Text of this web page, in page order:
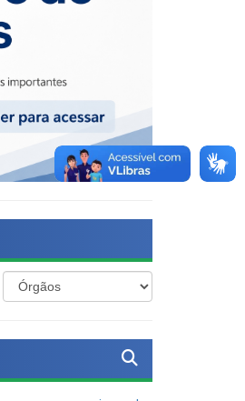
as nossas crianças!